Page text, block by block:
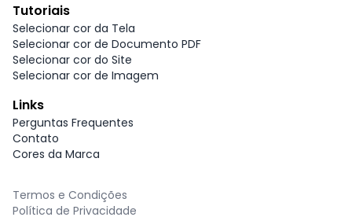
Tutoriais
Selecionar cor da Tela
Selecionar cor de Documento PDF
Selecionar cor do Site
Selecionar cor de Imagem
Links
Perguntas Frequentes
Contato
Cores da Marca
Termos e Condições
Política de Privacidade